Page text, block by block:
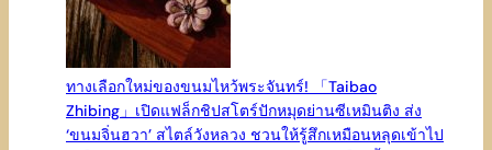
ทางเลือกใหม่ของขนมไหว้พระจันทร์! 「Taibao
Zhibing」เปิดแฟล็กชิปสโตร์ปักหมุดย่านซีเหมินติง ส่ง
‘ขนมจิ่นฮวา’ สไตล์วังหลวง ชวนให้รู้สึกเหมือนหลุดเข้าไป